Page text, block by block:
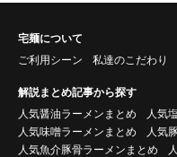
宅麺について
ご利用シーン
私達のこだわり
解説まとめ記事から探す
人気醤油ラーメンまとめ
人気
人気味噌ラーメンまとめ
人気
人気魚介豚骨ラーメンまとめ